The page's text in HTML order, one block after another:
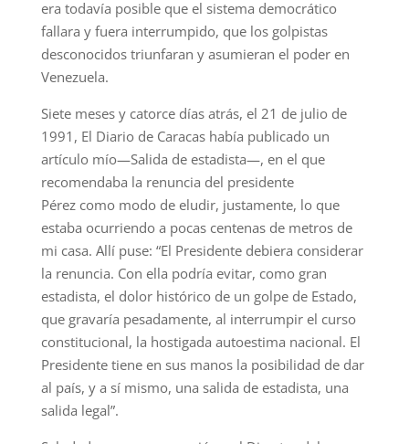
era todavía posible que el sistema democrático
fallara y fuera interrumpido, que los golpistas
desconocidos triunfaran y asumieran el poder en
Venezuela.
Siete meses y catorce días atrás, el 21 de julio de
1991, El Diario de Caracas había publicado un
artículo mío—Salida de estadista—, en el que
recomendaba la renuncia del presidente
Pérez como modo de eludir, justamente, lo que
estaba ocurriendo a pocas centenas de metros de
mi casa. Allí puse: “El Presidente debiera considerar
la renuncia. Con ella podría evitar, como gran
estadista, el dolor histórico de un golpe de Estado,
que gravaría pesadamente, al interrumpir el curso
constitucional, la hostigada autoestima nacional. El
Presidente tiene en sus manos la posibilidad de dar
al país, y a sí mismo, una salida de estadista, una
salida legal”.